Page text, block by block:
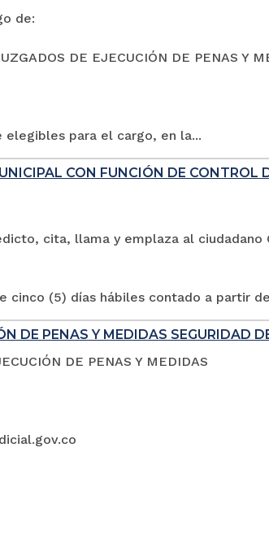
de:
DE EJECUCIÓN DE PENAS Y
elegibles para el cargo, en la...
CON FUNCIÓN DE CONTROL
cita, llama y emplaza al ciudadano
cinco (5) días hábiles contado a partir
DE PENAS Y MEDIDAS SEGURIDAD
DE PENAS Y MEDIDAS